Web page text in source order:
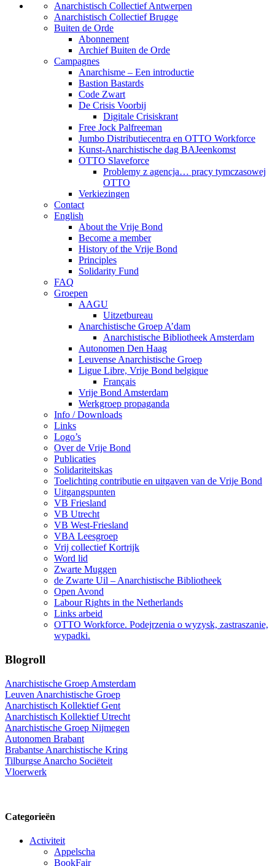
Anarchistisch Collectief Antwerpen
Anarchistisch Collectief Brugge
Buiten de Orde
Abonnement
Archief Buiten de Orde
Campagnes
Anarchisme – Een introductie
Bastion Bastards
Code Zwart
De Crisis Voorbij
Digitale Crisiskrant
Free Jock Palfreeman
Jumbo Distributiecentra en OTTO Workforce
Kunst-Anarchistische dag BAJeenkomst
OTTO Slaveforce
Problemy z agencja… pracy tymczasowej
OTTO
Verkiezingen
Contact
English
About the Vrije Bond
Become a member
History of the Vrije Bond
Principles
Solidarity Fund
FAQ
Groepen
AAGU
Uitzetbureau
Anarchistische Groep A’dam
Anarchistische Bibliotheek Amsterdam
Autonomen Den Haag
Leuvense Anarchistische Groep
Ligue Libre, Vrije Bond belgique
Français
Vrije Bond Amsterdam
Werkgroep propaganda
Info / Downloads
Links
Logo’s
Over de Vrije Bond
Publicaties
Solidariteitskas
Toelichting contributie en uitgaven van de Vrije Bond
Uitgangspunten
VB Friesland
VB Utrecht
VB West-Friesland
VBA Leesgroep
Vrij collectief Kortrijk
Word lid
Zwarte Muggen
de Zwarte Uil – Anarchistische Bibliotheek
Open Avond
Labour Rights in the Netherlands
Links arbeid
OTTO Workforce. Podejrzenia o wyzysk, zastraszanie,
wypadki.
Blogroll
Anarchistische Groep Amsterdam
Leuven Anarchistische Groep
Anarchistisch Kollektief Gent
Anarchistisch Kollektief Utrecht
Anarchistische Groep Nijmegen
Autonomen Brabant
Brabantse Anarchistische Kring
Tilburgse Anarcho Sociëteit
Vloerwerk
Categorieën
Activiteit
Appelscha
BookFair